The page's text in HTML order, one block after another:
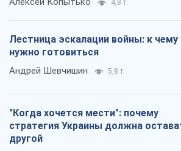
4,8 т.
Лестница эскалации войны: к чему
нужно готовиться
Андрей Шевчишин 5,8 т.
"Когда хочется мести": почему
стратегия Украины должна
другой